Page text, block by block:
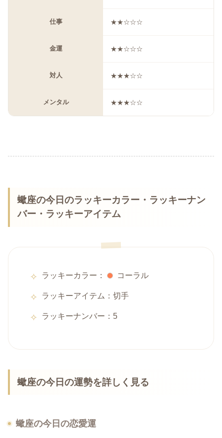
仕事 ★★☆☆☆
金運 ★★☆☆☆
対人 ★★★☆☆
メンタル ★★★☆☆
蠍座の今日のラッキーカラー・ラッキーナン
バー・ラッキーアイテム
ラッキーカラー： コーラル
ラッキーアイテム：切手
ラッキーナンバー：5
蠍座の今日の運勢を詳しく見る
蠍座の今日の恋愛運